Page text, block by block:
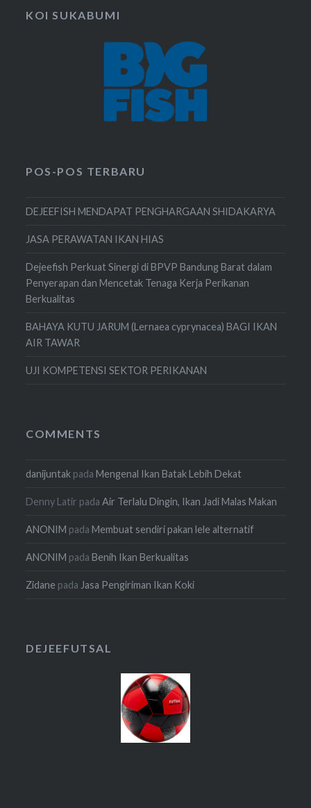
KOI SUKABUMI
POS-POS TERBARU
DEJEEFISH MENDAPAT PENGHARGAAN SHIDAKARYA
JASA PERAWATAN IKAN HIAS
Dejeefish Perkuat Sinergi di BPVP Bandung Barat dalam
Penyerapan dan Mencetak Tenaga Kerja Perikanan
Berkualitas
BAHAYA KUTU JARUM (Lernaea cyprynacea) BAGI IKAN
AIR TAWAR
UJI KOMPETENSI SEKTOR PERIKANAN
COMMENTS
danijuntak padaMengenal Ikan Batak Lebih Dekat
Denny Latir padaAir Terlalu Dingin, Ikan Jadi Malas Makan
ANONIM padaMembuat sendiri pakan lele alternatif
ANONIM padaBenih Ikan Berkualitas
Zidane pada Jasa Pengiriman Ikan Koki
DEJEEFUTSAL